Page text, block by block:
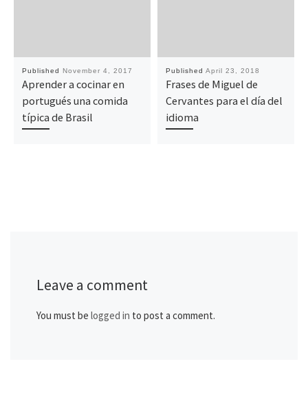
Published November 4, 2017
Aprender a cocinar en
portugués una comida
típica de Brasil
Published April 23, 2018
Frases de Miguel de
Cervantes para el día del
idioma
Leave a comment
You must be logged in to post a comment.